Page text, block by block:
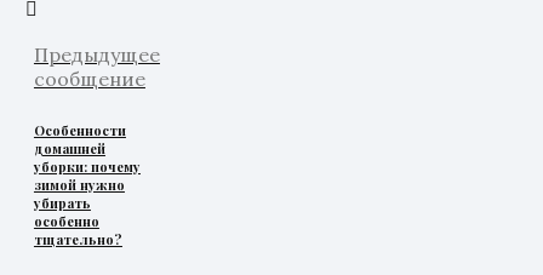
Предыдущее
сообщение
Особенности
домашней
уборки: почему
зимой нужно
убирать
особенно
тщательно?